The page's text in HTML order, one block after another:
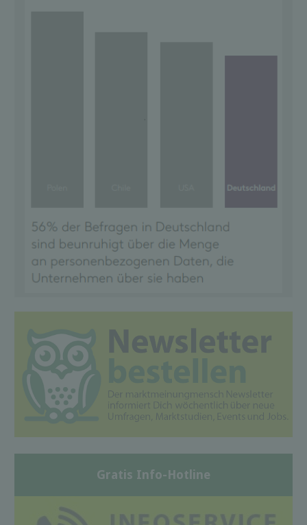
Gratis Info-Hotline